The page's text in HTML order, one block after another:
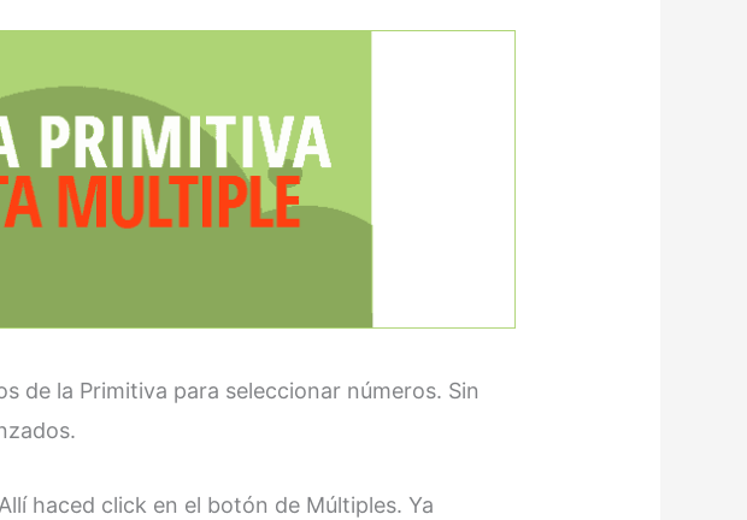
de la Primitiva para seleccionar números. Sin
haced click en el botón de Múltiples. Ya